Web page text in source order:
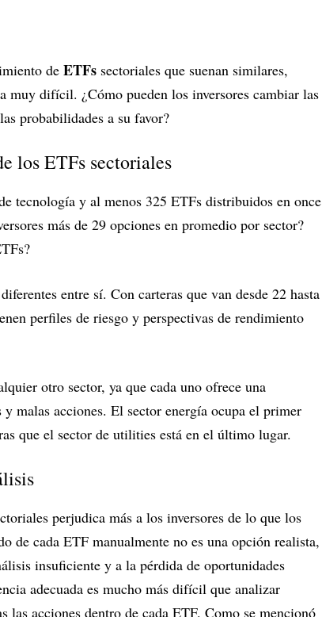
de ETFs sectoriales que suenan similares,
muy difícil. ¿Cómo pueden los inversores cambiar las
probabilidades a su favor?
los ETFs sectoriales
tecnología y al menos 325 ETFs distribuidos en once
más de 29 opciones en promedio por sector?
entre sí. Con carteras que van desde 22 hasta
perfiles de riesgo y perspectivas de rendimiento
otro sector, ya que cada uno ofrece una
malas acciones. El sector energía ocupa el primer
que el sector de utilities está en el último lugar.
perjudica más a los inversores de lo que los
de cada ETF manualmente no es una opción realista,
insuficiente y a la pérdida de oportunidades
adecuada es mucho más difícil que analizar
las acciones dentro de cada ETF. Como se mencionó